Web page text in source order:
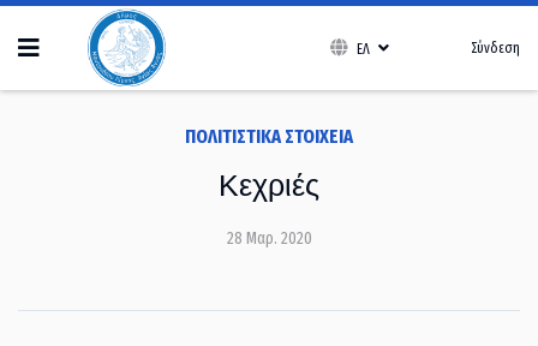
ΕΛ Σύνδεση
ΠΟΛΙΤΙΣΤΙΚΆ ΣΤΟΙΧΕΊΑ
Κεχριές
28 Μαρ. 2020